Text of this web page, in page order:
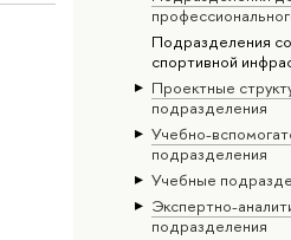
Подразделения
спортивной
Проектные
подразделения
Учебно-
подразделения
Учебные
Экспертно-
подразделения